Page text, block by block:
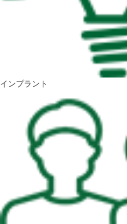
インプラント